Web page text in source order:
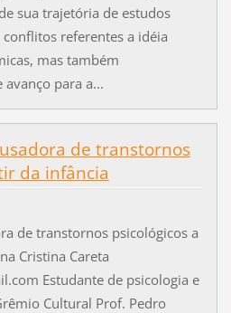
sua trajetória de estudos
referentes a idéia
mas também
para a...
de transtornos
da infância
de transtornos psicológicos a
Cristina Careta
Estudante de psicologia e
Cultural Prof. Pedro